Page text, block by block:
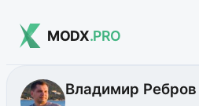
MODX.PRO
Владимир Ребров